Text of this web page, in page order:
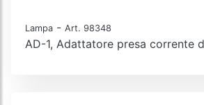
Lampa - Art. 98348
AD-1, Adattatore presa corrente